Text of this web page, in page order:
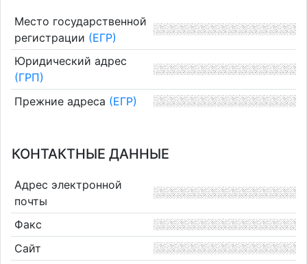
Место государственной
регистрации (ЕГР)
Юридический адрес
(ГРП)
Прежние адреса (ЕГР)
КОНТАКТНЫЕ ДАННЫЕ
Адрес электронной
почты
Факс
Сайт